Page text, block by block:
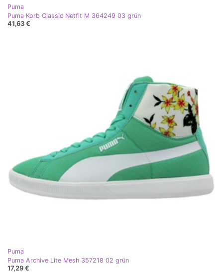
Puma
Puma Korb Classic Netfit M 364249 03 grün
41,63 €
Puma
Puma Archive Lite Mesh 357218 02 grün
17,29 €